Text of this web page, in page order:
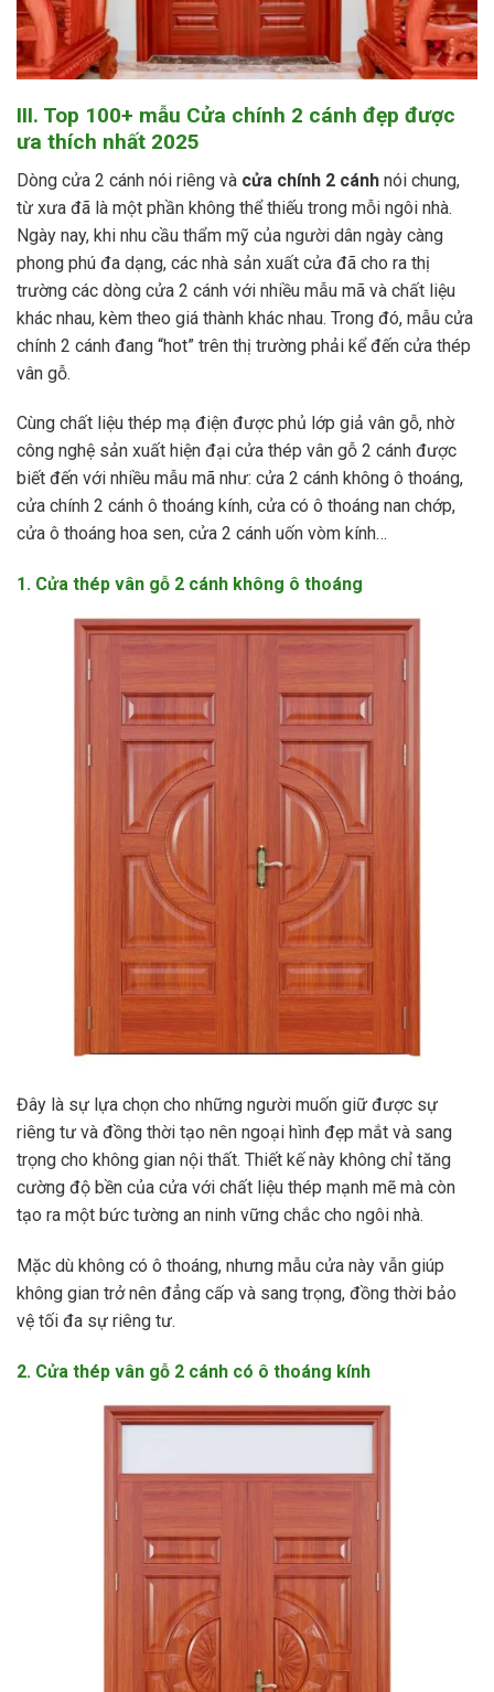
III. Top 100+ mẫu Cửa chính 2 cánh đẹp được
ưa thích nhất 2025
Dòng cửa 2 cánh nói riêng và cửa chính 2 cánh nói chung,
từ xưa đã là một phần không thể thiếu trong mỗi ngôi nhà.
Ngày nay, khi nhu cầu thẩm mỹ của người dân ngày càng
phong phú đa dạng, các nhà sản xuất cửa đã cho ra thị
trường các dòng cửa 2 cánh với nhiều mẫu mã và chất liệu
khác nhau, kèm theo giá thành khác nhau. Trong đó, mẫu cửa
chính 2 cánh đang “hot” trên thị trường phải kể đến cửa thép
vân gỗ.
Cùng chất liệu thép mạ điện được phủ lớp giả vân gỗ, nhờ
công nghệ sản xuất hiện đại cửa thép vân gỗ 2 cánh được
biết đến với nhiều mẫu mã như: cửa 2 cánh không ô thoáng,
cửa chính 2 cánh ô thoáng kính, cửa có ô thoáng nan chớp,
cửa ô thoáng hoa sen, cửa 2 cánh uốn vòm kính…
1. Cửa thép vân gỗ 2 cánh không ô thoáng
Đây là sự lựa chọn cho những người muốn giữ được sự
riêng tư và đồng thời tạo nên ngoại hình đẹp mắt và sang
trọng cho không gian nội thất. Thiết kế này không chỉ tăng
cường độ bền của cửa với chất liệu thép mạnh mẽ mà còn
tạo ra một bức tường an ninh vững chắc cho ngôi nhà.
Mặc dù không có ô thoáng, nhưng mẫu cửa này vẫn giúp
không gian trở nên đẳng cấp và sang trọng, đồng thời bảo
vệ tối đa sự riêng tư.
2. Cửa thép vân gỗ 2 cánh có ô thoáng kính